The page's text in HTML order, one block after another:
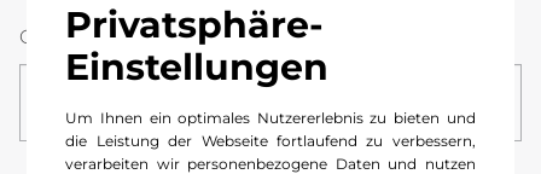
Privatsphäre-
Einstellungen
Um Ihnen ein optimales Nutzererlebnis zu bieten und
die Leistung der Webseite fortlaufend zu verbessern,
verarbeiten wir personenbezogene Daten und nutzen
Ort